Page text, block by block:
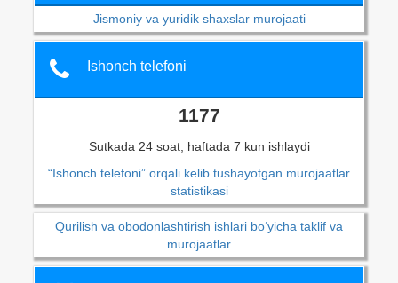
Jismoniy va yuridik shaxslar murojaati
Ishonch telefoni
1177
Sutkada 24 soat, haftada 7 kun ishlaydi
“Ishonch telefoni” orqali kelib tushayotgan murojaatlar
statistikasi
Qurilish va obodonlashtirish ishlari bo‘yicha taklif va
murojaatlar